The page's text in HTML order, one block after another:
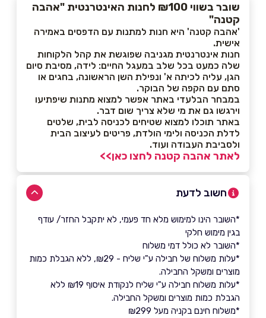
שובר בשווי ₪100 לחנות האינטרנטית "אהבה
קטנה"
'אהבה קטנה' היא חנות למתנות עם הדפסים באמירה
אישית.
חנות אינטרנטית מגניבה שפוגשת את קהל הלקוחות
שלה כמעט בכל שלב במעגל החיים: לידה, מסיבת סיום
הגן, עליה לכיתה א' ונפילת השן הראשונה, בחגים או
סתם עם הקפה של הבוקר.
במבחר הבלעדי באתר אפשר למצוא מתנות שיפתיעו
וירגשו גם את מי שלא צריך שום דבר.
באתר תוכלו למצוא שטיחים לכניסה לבית, שלטים
לדלת הכניסה ולימי הולדת, פריטים לעיצוב הבית
ולסביבת העבודה ועוד.
לאתר אהבה קטנה לחצו כאן>>
חשוב לדעת
*השובר הינו למימוש מלא חד פעמי, לא יתקבל החזר/ עודף
בגין מימוש חלקי
*השובר לא כולל דמי משלוח
*עלות משלוח של חבילה ע"י שליח - ₪29, ללא הגבלת כמות
מוצרים ומשקל החבילה.
*עלות משלוח חבילה ע"י שליח לנקודת איסוף ₪19 ללא
הגבלת כמות מוצרים ומשקל החבילה.
*משלוח חינם בקניה מעל ₪299